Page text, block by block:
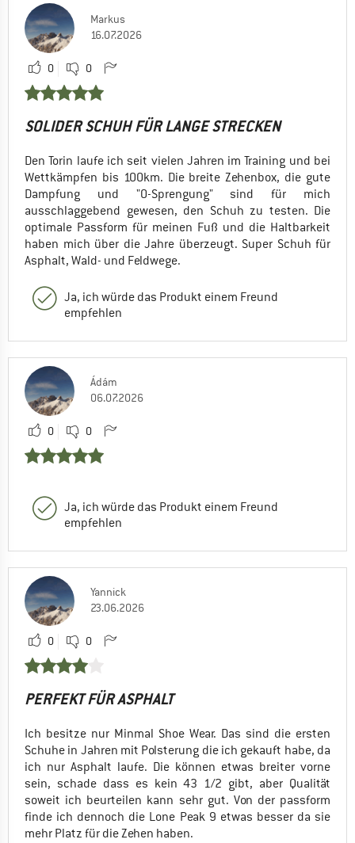
Markus
16.07.2026
0 0
SOLIDER SCHUH FÜR LANGE STRECKEN
Den Torin laufe ich seit vielen Jahren im Training und bei
Wettkämpfen bis 100km. Die breite Zehenbox, die gute
Dampfung und "0-Sprengung" sind für mich
ausschlaggebend gewesen, den Schuh zu testen. Die
optimale Passform für meinen Fuß und die Haltbarkeit
haben mich über die Jahre überzeugt. Super Schuh für
Asphalt, Wald- und Feldwege.
Ja, ich würde das Produkt einem Freund
empfehlen
Ádám
06.07.2026
0 0
Ja, ich würde das Produkt einem Freund
empfehlen
Yannick
23.06.2026
0 0
PERFEKT FÜR ASPHALT
Ich besitze nur Minmal Shoe Wear. Das sind die ersten
Schuhe in Jahren mit Polsterung die ich gekauft habe, da
ich nur Asphalt laufe. Die können etwas breiter vorne
sein, schade dass es kein 43 1/2 gibt, aber Qualität
soweit ich beurteilen kann sehr gut. Von der passform
finde ich dennoch die Lone Peak 9 etwas besser da sie
mehr Platz für die Zehen haben.